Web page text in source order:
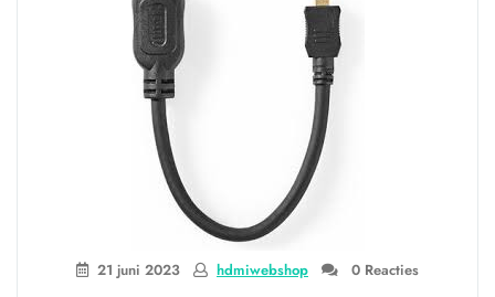
21 juni 2023 hdmiwebshop 0 Reacties